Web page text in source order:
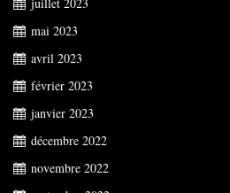
mai 2023
avril 2023
février 2023
janvier 2023
décembre 2022
novembre 2022